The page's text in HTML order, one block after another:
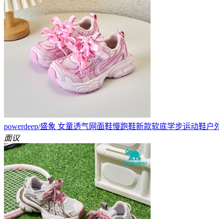
powerdeep/盛象 女童透气网面鞋慢跑鞋新款软底学步运动鞋户
面议